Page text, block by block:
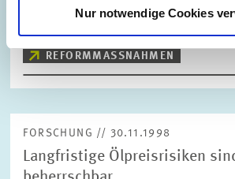
Nur notwendige Cookies
PRESSE UND REDAKTION
REFORMMASSNAHMEN
FORSCHUNG // 30.11.1998
Langfristige Ölpreisrisiken